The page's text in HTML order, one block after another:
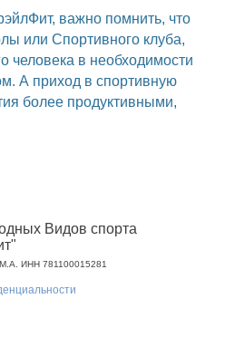
важно помнить, что
или Спортивного клуба,
человека в необходимости
А приход в спортивную
более продуктивными,
Видов спорта
ИНН 781100015281